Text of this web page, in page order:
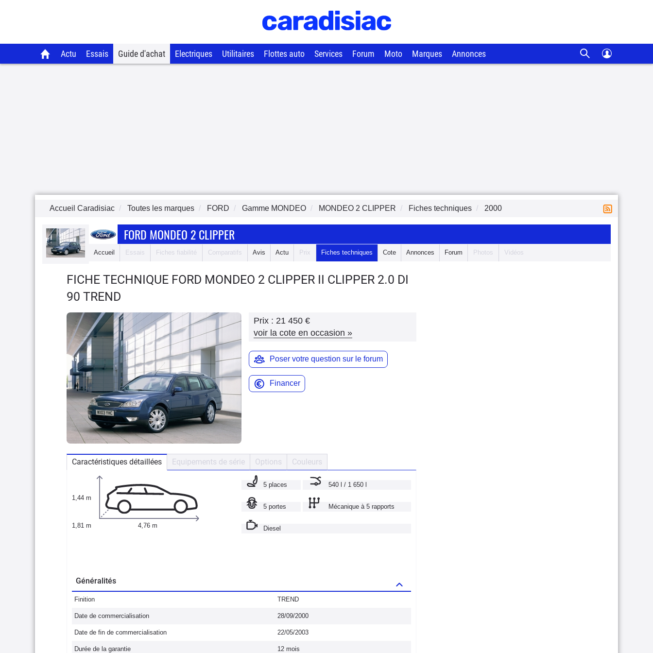
Actu Essais Guide d'achat Electriques Utilitaires Flottes auto Services Forum Moto Marques Annonces
Accueil Caradisiac Toutes les marques FORD Gamme MONDEO MONDEO 2 CLIPPER Fiches techniques 2000
FORD MONDEO 2 CLIPPER
Accueil Essais Fiches fiabilité Comparatifs Avis Actu Prix Fiches techniques Cote Annonces Forum Photos Vidéos
FICHE TECHNIQUE FORD MONDEO 2 CLIPPER II CLIPPER 2.0 DI
90 TREND
Prix : 21 450 €
voir la cote en occasion »
Poser votre question sur le forum
Financer
Caractéristiques détaillées Equipements de série Options Couleurs
1,44 m
1,81 m 4,76 m
5 places 540 l / 1 650 l
5 portes Mécanique à 5 rapports
Diesel
Généralités
Finition TREND
Date de commercialisation 28/09/2000
Date de fin de commercialisation 22/05/2003
Durée de la garantie 12 mois